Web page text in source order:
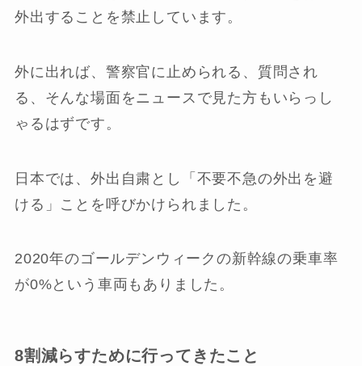
外出することを禁止しています。
外に出れば、警察官に止められる、質問され
る、そんな場面をニュースで見た方もいらっし
ゃるはずです。
日本では、外出自粛とし「不要不急の外出を避
ける」ことを呼びかけられました。
2020年のゴールデンウィークの新幹線の乗車率
が0%という車両もありました。
8割減らすために行ってきたこと